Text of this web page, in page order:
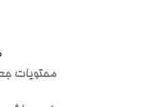
محتويات